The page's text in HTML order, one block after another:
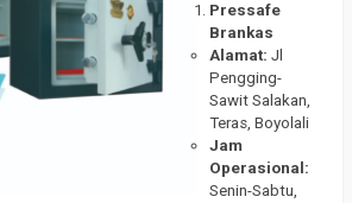
Pressafe
Brankas
Alamat: Jl
Pengging-
Sawit Salakan,
Teras, Boyolali
Jam
Operasional:
Senin-Sabtu,